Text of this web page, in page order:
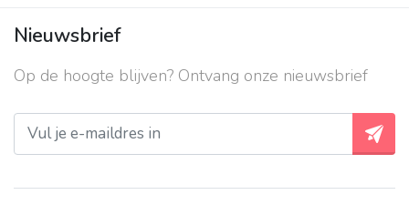
Contact
Over ons
Privacy beleid
Nieuwsbrief
Op de hoogte blijven? Ontvang onze nieuwsbrief